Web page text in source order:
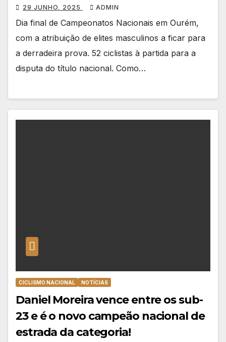
29 JUNHO, 2025 ADMIN
Dia final de Campeonatos Nacionais em Ourém,
com a atribuição de elites masculinos a ficar para
a derradeira prova. 52 ciclistas à partida para a
disputa do título nacional. Como…
CICLISMO NACIONAL NOTÍCIAS
Daniel Moreira vence entre os sub-
23 e é o novo campeão nacional de
estrada da categoria!